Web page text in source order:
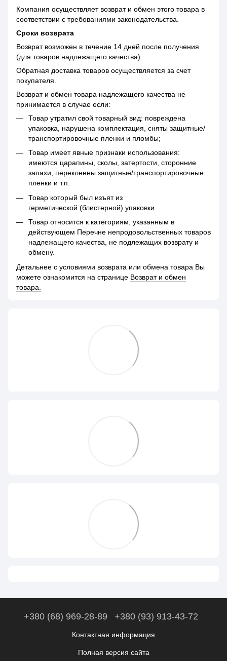
Компания осуществляет возврат и обмен этого товара в
соответствии с требованиями законодательства.
Сроки возврата
Возврат возможен в течение 14 дней после получения
(для товаров надлежащего качества).
Обратная доставка товаров осуществляется за счет
покупателя.
Возврат и обмен товара надлежащего качества не
принимается в случае если:
Товар утратил свой товарный вид: повреждена
упаковка, нарушена комплектация, сняты защитные/
транспортировочные пленки и пломбы;
Товар имеет явные признаки использования:
имеются царапины, сколы, затертости, сторонние
запахи, переклеены защитные/транспортировочные
пленки и т.п.
Товар который был изъят из
герметической (блистерной) упаковки.
Товар относится к категориям, указанным в
действующем Перечне непродовольственных товаров
надлежащего качества, не подлежащих возврату и
обмену.
Детальнее с условиями возврата или обмена товара Вы
можете ознакомится на странице Возврат и обмен
товара.
+380 (68) 969-28-89 +380 (93) 913-43-72
Контактная информация
Полная версия сайта